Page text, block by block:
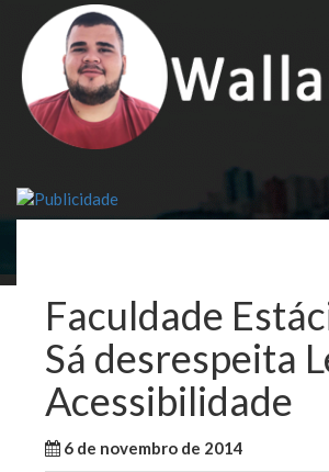
content
Faculdade
Sá desrespeita
Acessibilidade
6 de novembro de 2014